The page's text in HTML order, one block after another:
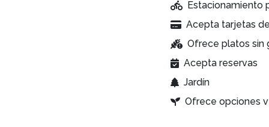
Estacionamiento
Acepta tarjetas
Ofrece platos sin
Acepta reservas
Jardín
Ofrece opciones